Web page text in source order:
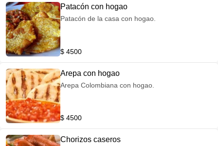
Patacón con hogao
Patacón de la casa con hogao.
$ 4500
Arepa con hogao
Arepa Colombiana con hogao.
$ 4500
Chorizos caseros